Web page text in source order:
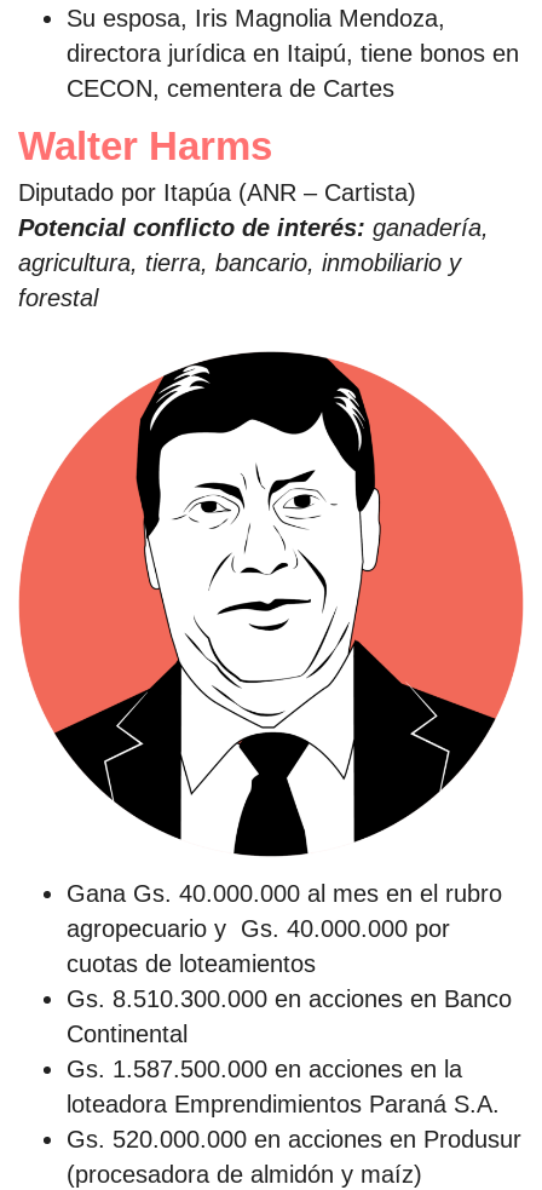
Su esposa, Iris Magnolia Mendoza,
directora jurídica en Itaipú, tiene bonos en
CECON, cementera de Cartes
Walter Harms
Diputado por Itapúa (ANR – Cartista)
Potencial conflicto de interés: ganadería,
agricultura, tierra, bancario, inmobiliario y
forestal
Gana Gs. 40.000.000 al mes en el rubro
agropecuario y Gs. 40.000.000 por
cuotas de loteamientos
Gs. 8.510.300.000 en acciones en Banco
Continental
Gs. 1.587.500.000 en acciones en la
loteadora Emprendimientos Paraná S.A.
Gs. 520.000.000 en acciones en Produsur
(procesadora de almidón y maíz)